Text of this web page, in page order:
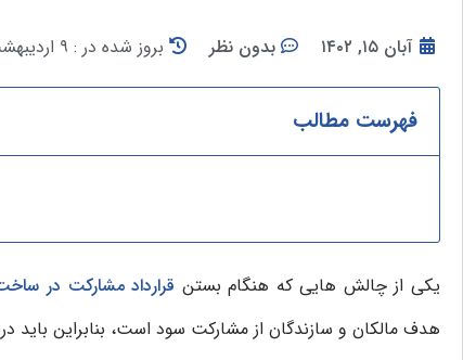
آبان ۱۵, ۱۴۰۲ بدون نظر بروز شده در : ۹ اردیبهشت ۱۴۰۳
فهرست مطالب
یکی از چالش هایی که هنگام بستن قرارداد مشارکت در
هدف مالکان و سازندگان از مشارکت سود است، بنابراین